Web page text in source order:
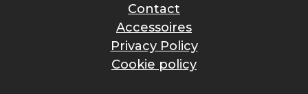
Contact
Accessoires
Privacy Policy
Cookie policy